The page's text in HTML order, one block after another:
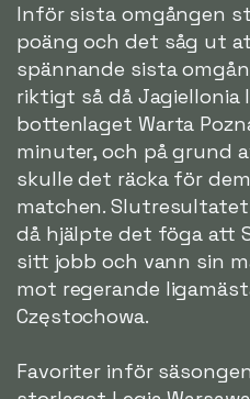
Inför sista omgången
poäng och det såg ut
spännande sista
riktigt så då Jagiellonia
bottenlaget Warta
minuter, och på grund
skulle det räcka för
matchen.
då hjälpte det föga att
sitt jobb och vann sin
mot regerande
Częstochowa.
Favoriter inför